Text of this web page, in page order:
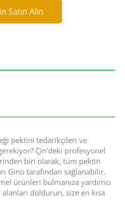
Satın Alın
Satın Alın
pektini tedarikçileri ve
Çin'deki profesyonel
biri olarak, tüm pektin
Gino tarafından sağlanabilir.
ürünleri bulmanıza yardımcı
doldurun, size en kısa